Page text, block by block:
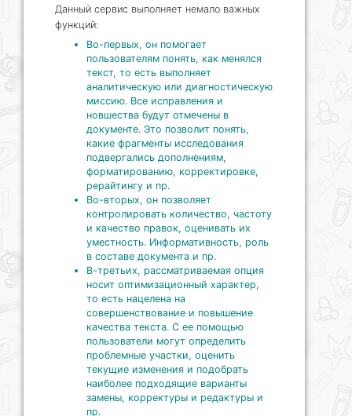
Данный сервис выполняет немало важных
функций:
Во-первых, он помогает
пользователям понять, как менялся
текст, то есть выполняет
аналитическую или диагностическую
миссию. Все исправления и
новшества будут отмечены в
документе. Это позволит понять,
какие фрагменты исследования
подвергались дополнениям,
форматированию, корректировке,
рерайтингу и пр.
Во-вторых, он позволяет
контролировать количество, частоту
и качество правок, оценивать их
уместность. Информативность, роль
в составе документа и пр.
В-третьих, рассматриваемая опция
носит оптимизационный характер,
то есть нацелена на
совершенствование и повышение
качества текста. С ее помощью
пользователи могут определить
проблемные участки, оценить
текущие изменения и подобрать
наиболее подходящие варианты
замены, корректуры и редактуры и
пр.